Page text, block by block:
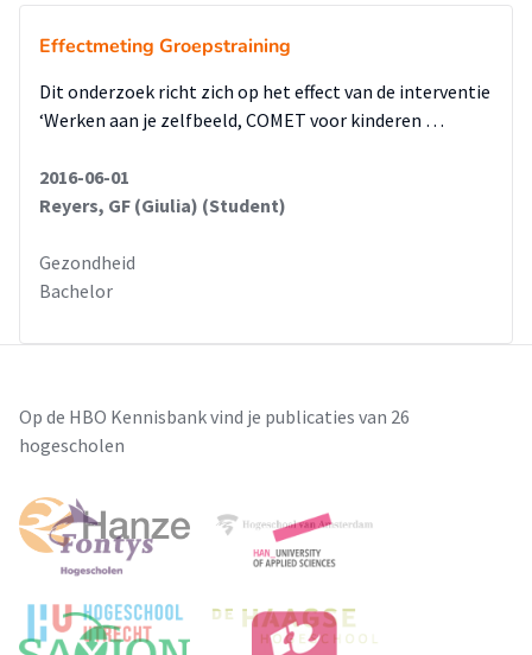
Effectmeting Groepstraining
Dit onderzoek richt zich op het effect van de interventie
‘Werken aan je zelfbeeld, COMET voor kinderen …
2016-06-01
Reyers, GF (Giulia) (Student)
Gezondheid
Bachelor
Op de HBO Kennisbank vind je publicaties van 26
hogescholen